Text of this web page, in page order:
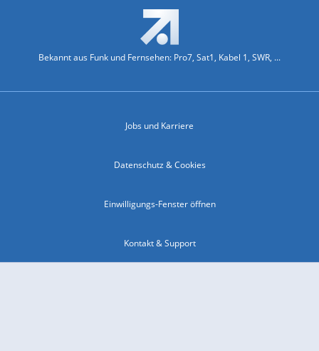
Bekannt aus Funk und Fernsehen: Pro7, Sat1, Kabel 1, SWR, ...
Jobs und Karriere
Datenschutz & Cookies
Einwilligungs-Fenster öffnen
Kontakt & Support